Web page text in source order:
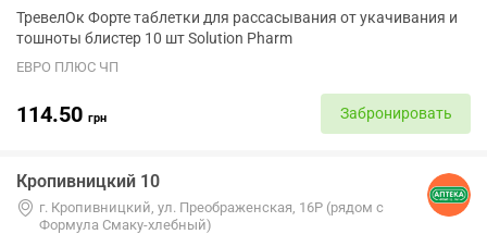
ТревелОк Форте таблетки для рассасывания от укачивания и
тошноты блистер 10 шт Solution Pharm
ЕВРО ПЛЮС ЧП
114.50 грн Забронировать
Кропивницкий 10
г. Кропивницкий, ул. Преображенская, 16Р (рядом с
Формула Смаку-хлебный)